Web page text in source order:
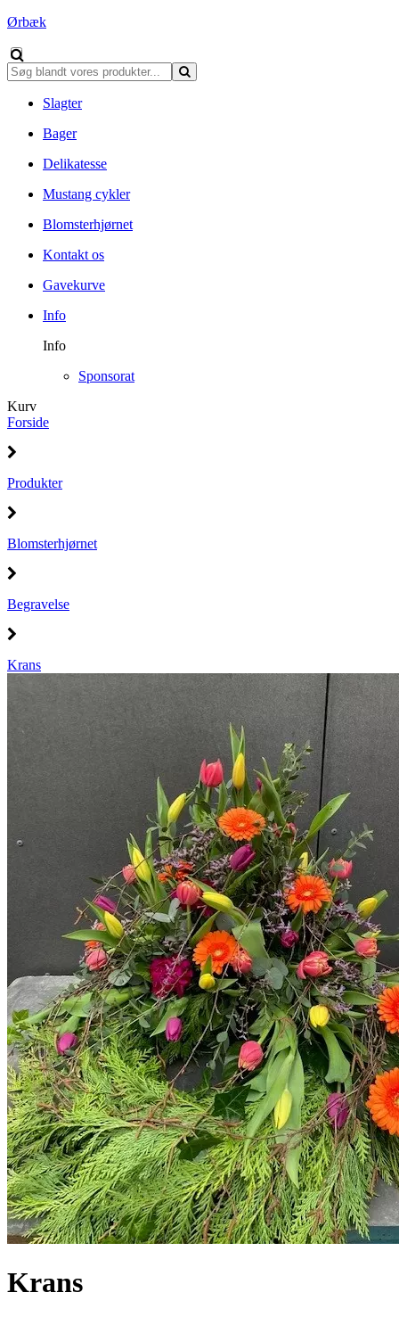
Ørbæk
Slagter
Bager
Delikatesse
Mustang cykler
Blomsterhjørnet
Kontakt os
Gavekurve
Info
Info
Sponsorat
Kurv
Forside
Produkter
Blomsterhjørnet
Begravelse
Krans
Krans